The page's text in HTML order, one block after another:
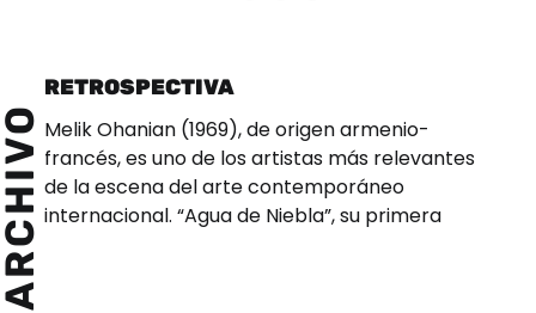
RETROSPECTIVA
Melik Ohanian (1969), de origen armenio-
francés, es uno de los artistas más relevantes
de la escena del arte contemporáneo
internacional. “Agua de Niebla”, su primera